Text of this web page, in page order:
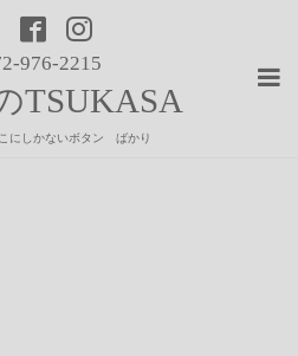
976-2215
TSUKASA
にしかないボタン ばかり